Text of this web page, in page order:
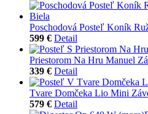
Poschodová Posteľ Koník
599 € Detail
Priestorom Na Hru Manuel
339 € Detail
Tvare Domčeka Lio Mini
579 € Detail